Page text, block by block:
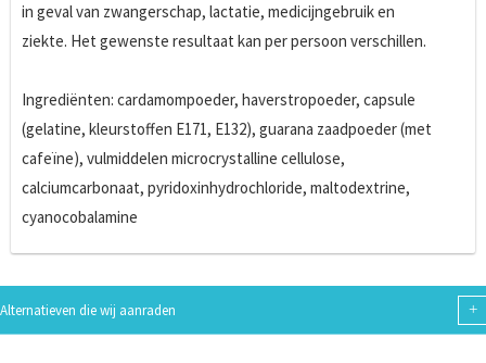
in geval van zwangerschap, lactatie, medicijngebruik en
ziekte. Het gewenste resultaat kan per persoon verschillen.
Ingrediënten: cardamompoeder, haverstropoeder, capsule
(gelatine, kleurstoffen E171, E132), guarana zaadpoeder (met
cafeïne), vulmiddelen microcrystalline cellulose,
calciumcarbonaat, pyridoxinhydrochloride, maltodextrine,
cyanocobalamine
Alternatieven die wij aanraden +